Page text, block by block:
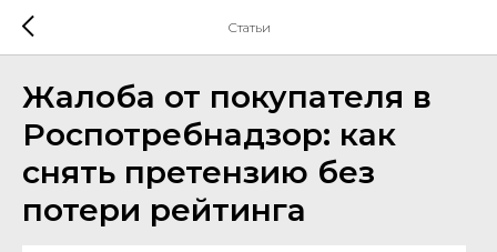
Статьи
Жалоба от покупателя в
Роспотребнадзор: как
снять претензию без
потери рейтинга